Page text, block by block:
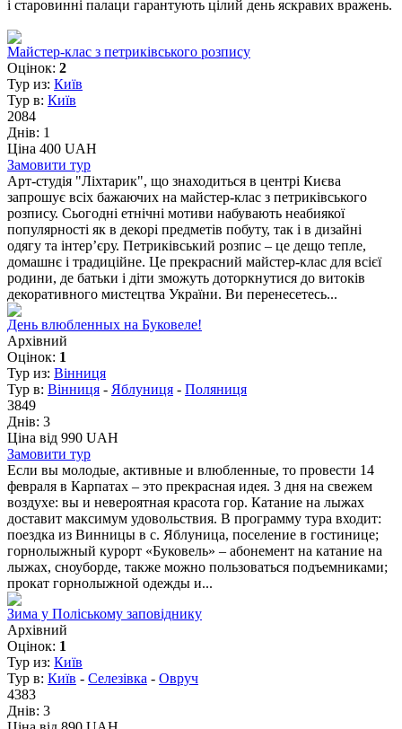
і старовинні палаци гарантують цілий день яскравих вражень.
Майстер-клас з петриківського розпису
Оцінок: 2
Тур из: Київ
Тур в: Київ
2084
Днів: 1
Ціна 400 UAH
Замовити тур
Арт-студія "Ліхтарик", що знаходиться в центрі Києва
запрошує всіх бажаючих на майстер-клас з петриківського
розпису. Сьогодні етнічні мотиви набувають неабиякої
популярності як в декорі предметів побуту, так і в дизайні
одягу та інтер’єру. Петриківський розпис – це дещо тепле,
домашнє і традиційне. Це прекрасний майстер-клас для всієї
родини, де батьки і діти зможуть доторкнутися до витоків
декоративного мистецтва України. Ви перенесетесь...
День влюбленных на Буковеле!
Архівний
Оцінок: 1
Тур из: Вінниця
Тур в: Вінниця - Яблуниця - Поляниця
3849
Днів: 3
Ціна від 990 UAH
Замовити тур
Если вы молодые, активные и влюбленные, то провести 14
февраля в Карпатах – это прекрасная идея. 3 дня на свежем
воздухе: вы и невероятная красота гор. Катание на лыжах
доставит максимум удовольствия. В программу тура входит:
поездка из Винницы в с. Яблуница, поселение в гостинице;
горнолыжный курорт «Буковель» – абонемент на катание на
лыжах, сноуборде, также можно пользоваться подъемниками;
прокат горнолыжной одежды и...
Зима у Поліському заповіднику
Архівний
Оцінок: 1
Тур из: Київ
Тур в: Київ - Селезівка - Овруч
4383
Днів: 3